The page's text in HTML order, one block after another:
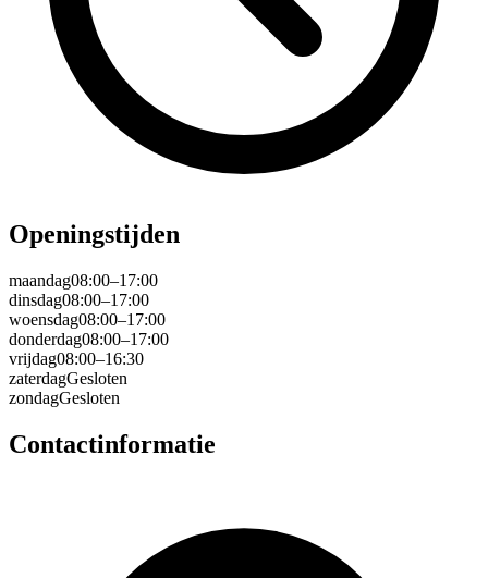
Openingstijden
maandag08:00–17:00
dinsdag08:00–17:00
woensdag08:00–17:00
donderdag08:00–17:00
vrijdag08:00–16:30
zaterdagGesloten
zondagGesloten
Contactinformatie